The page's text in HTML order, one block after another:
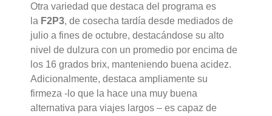
Otra variedad que destaca del programa es
la F2P3, de cosecha tardía desde mediados de
julio a fines de octubre, destacándose su alto
nivel de dulzura con un promedio por encima de
los 16 grados brix, manteniendo buena acidez.
Adicionalmente, destaca ampliamente su
firmeza -lo que la hace una muy buena
alternativa para viajes largos – es capaz de